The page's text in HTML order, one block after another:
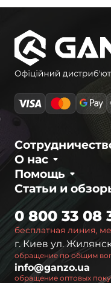
О нас
Статьи и
Помощь
бесплатная линия,
0 800 33 08
г. Киев ул.
обращение по общим
info@ganzo.ua
обращение оптовых